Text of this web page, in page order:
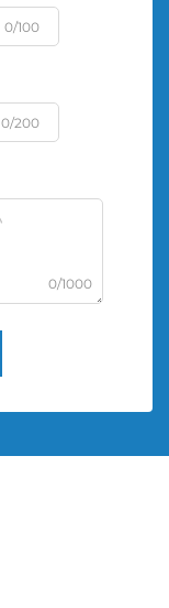
0/100
0/200
0/1000